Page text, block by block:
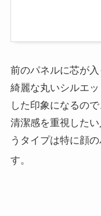
前のパネルに芯が入
綺麗な丸いシルエ
した印象になるの
清潔感を重視した
うタイプは特に顔
す。